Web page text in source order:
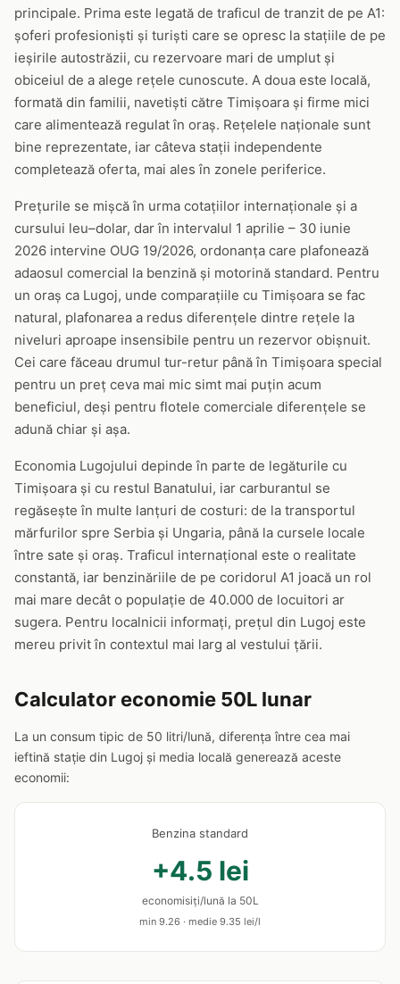
principale. Prima este legată de traficul de tranzit de pe A1:
șoferi profesioniști și turiști care se opresc la stațiile de pe
ieșirile autostrăzii, cu rezervoare mari de umplut și
obiceiul de a alege rețele cunoscute. A doua este locală,
formată din familii, navetiști către Timișoara și firme mici
care alimentează regulat în oraș. Rețelele naționale sunt
bine reprezentate, iar câteva stații independente
completează oferta, mai ales în zonele periferice.
Prețurile se mișcă în urma cotațiilor internaționale și a
cursului leu–dolar, dar în intervalul 1 aprilie – 30 iunie
2026 intervine OUG 19/2026, ordonanța care plafonează
adaosul comercial la benzină și motorină standard. Pentru
un oraș ca Lugoj, unde comparațiile cu Timișoara se fac
natural, plafonarea a redus diferențele dintre rețele la
niveluri aproape insensibile pentru un rezervor obișnuit.
Cei care făceau drumul tur-retur până în Timișoara special
pentru un preț ceva mai mic simt mai puțin acum
beneficiul, deși pentru flotele comerciale diferențele se
adună chiar și așa.
Economia Lugojului depinde în parte de legăturile cu
Timișoara și cu restul Banatului, iar carburantul se
regăsește în multe lanțuri de costuri: de la transportul
mărfurilor spre Serbia și Ungaria, până la cursele locale
între sate și oraș. Traficul internațional este o realitate
constantă, iar benzinăriile de pe coridorul A1 joacă un rol
mai mare decât o populație de 40.000 de locuitori ar
sugera. Pentru localnicii informați, prețul din Lugoj este
mereu privit în contextul mai larg al vestului țării.
Calculator economie 50L lunar
La un consum tipic de 50 litri/lună, diferența între cea mai
ieftină stație din Lugoj și media locală generează aceste
economii:
Benzina standard
+4.5 lei
economisiți/lună la 50L
min 9.26 · medie 9.35 lei/l